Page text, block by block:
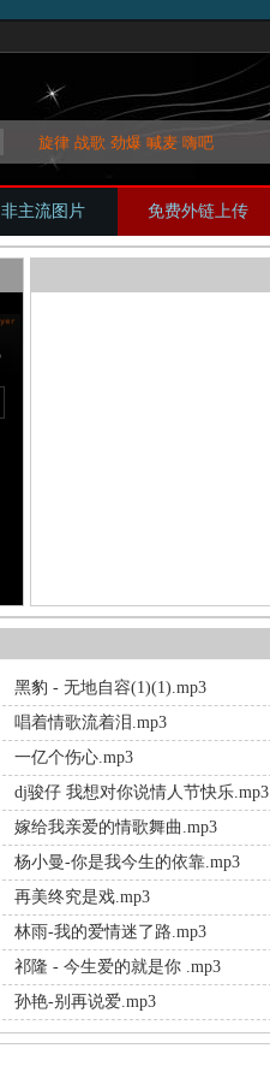
旋律 战歌 劲爆 喊麦 嗨吧
非主流图片 免费外链上传
黑豹 - 无地自容(1)(1).mp3
唱着情歌流着泪.mp3
一亿个伤心.mp3
dj骏仔 我想对你说情人节快乐.mp3
嫁给我亲爱的情歌舞曲.mp3
杨小曼-你是我今生的依靠.mp3
再美终究是戏.mp3
林雨-我的爱情迷了路.mp3
祁隆 - 今生爱的就是你 .mp3
孙艳-别再说爱.mp3